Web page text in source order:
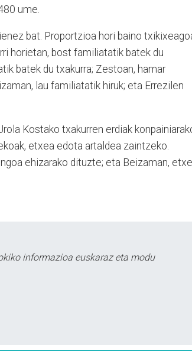
ume.
bat. Proportzioa hori baino
horietan, bost familiatatik batek du
batek du txakurra; Zestoan, hamar
lau familiatatik hiruk; eta Errezilen
Kostako txakurren erdiak
etxea edota artaldea zaintzeko.
ehizarako dituzte; eta Beizaman,
informazioa euskaraz eta modu